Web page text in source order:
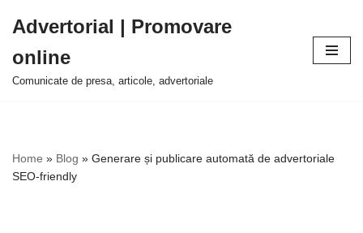
la
conținut
Advertorial | Promovare
online
Comunicate de presa, articole, advertoriale
Home » Blog » Generare și publicare automată de advertoriale
SEO-friendly